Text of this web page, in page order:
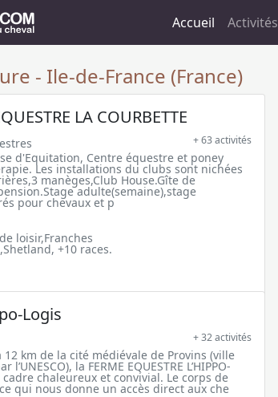
Accueil Activités
- Ile-de-France (France)
LA COURBETTE
+ 63 activités
d'Equitation, Centre équestre et poney
Les installations du clubs sont nichées
manèges,Club House.Gîte de
adulte(semaine),stage
pour chevaux et p
loisir,Franches
+10 races.
Logis
+ 32 activités
km de la cité médiévale de Provins (ville
la FERME EQUESTRE L’HIPPO-
chaleureux et convivial. Le corps de
qui nous donne un accès direct aux che